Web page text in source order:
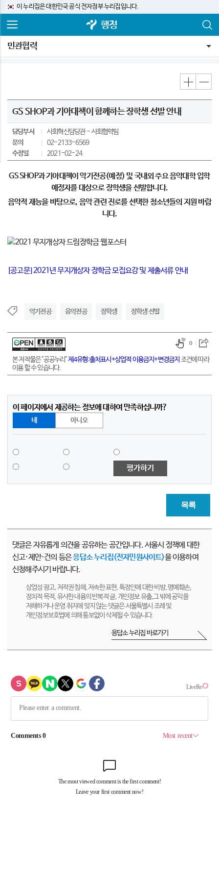
이 누리집은 대한민국 공식 전자정부 누리집입니다.
행정
민관협력
GS SHOP과 기아대책이 함께하는 장학생 선발 안내
담당부서 사회혁신담당관
사회협력팀
문의
02-2133-6569
수정일
2021-02-24
GS SHOP과 기아대책이 악기전공(예정) 및 국내외 주요 음악대학 입학
예정자를 대상으로 장학생을 선발합니다.
음악적 재능을 바탕으로, 음악 관련 진로를 선택한 청소년들의 지원 바랍
니다.
[공고문] 2021년 무지개상자 장학금 모집요강 및 제출서류 안내
악기전공 음악전공 장학생 장학생 선발
본 저작물은 "공공누리"제4유형:출처표시+상업적 이용금지+변경금지 조건에 따라
이용 할 수 있습니다.
0
이 페이지에서 제공하는 정보에 대하여 만족하십니까?
네 아니오
평가하기
목록
댓글은 자유롭게 의견을 공유하는 공간입니다. 서울시 정책에 대한
신고·제안·건의 등은응답소 누리집(전자민원사이트)을 이용하여
신청해주시기 바랍니다.
상업성 광고, 저작권 침해, 저속한 표현, 특정인에 대한 비방, 명예훼손,
정치적 목적, 유사한 내용의 반복적 글, 개인정보 유출,그 밖에 공익을
저해하거나 운영 취지에 맞지 않는 댓글은 서울특별시 조례 및
개인정보보호법에 의해 통보없이 삭제될 수 있습니다.
응답소 누리집 바로가기